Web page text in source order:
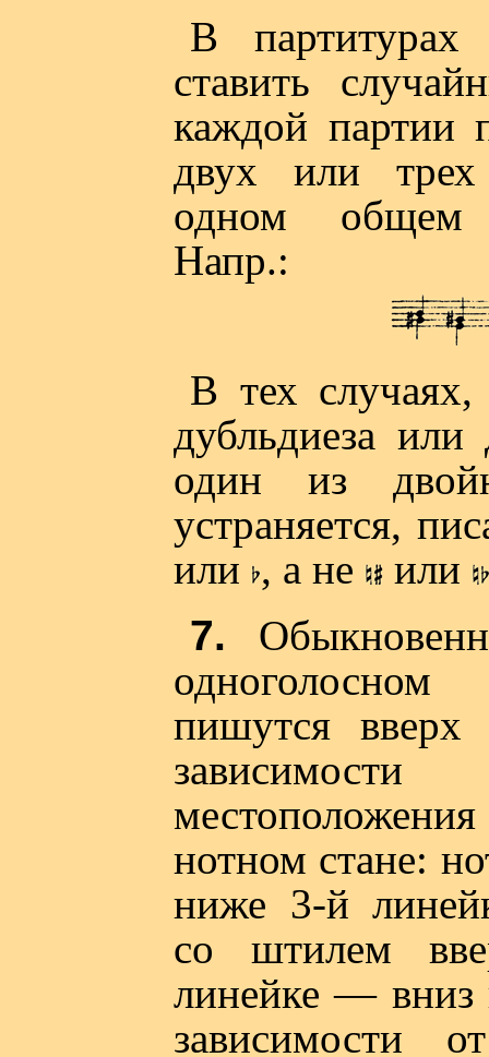
В партитурах
ставить
каждой партии
двух или
одном общем
Напр.:
В тех случаях,
дубльдиеза или
один из
устраняется,
или , а не
или
7.
пишутся
нотном стане:
ниже 3-й
со штилем
линейке — вниз
зависимости